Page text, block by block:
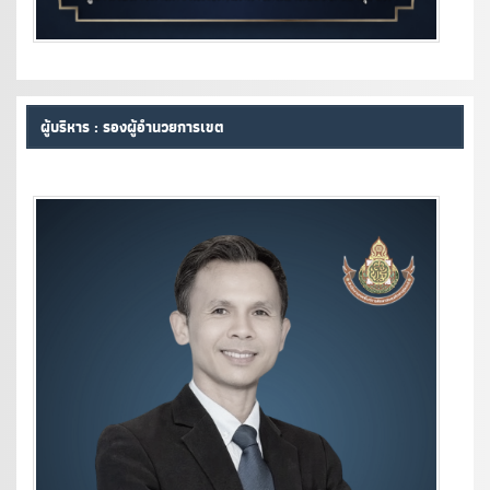
ผู้บริหาร : รองผู้อำนวยการเขต